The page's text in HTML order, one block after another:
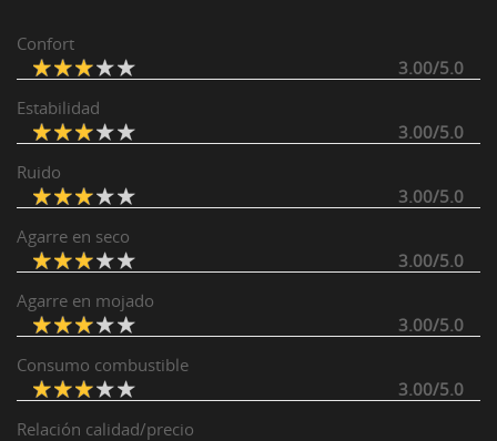
Confort
3.00/5.0
Estabilidad
3.00/5.0
Ruido
3.00/5.0
Agarre en seco
3.00/5.0
Agarre en mojado
3.00/5.0
Consumo combustible
3.00/5.0
Relación calidad/precio